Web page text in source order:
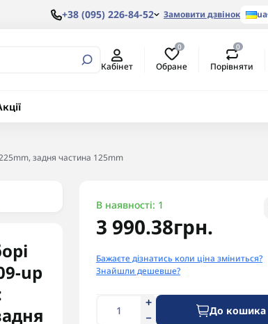
+38 (095) 226-84-52 Замовити дзвінок ua
Кабінет
0
Обране
0
Порівняти
задня частина 125mm
up
В наявності: 1
3 990.38грн.
Бажаєте дізнатись коли ціна зміниться?
Знайшли дешевше?
До кошика